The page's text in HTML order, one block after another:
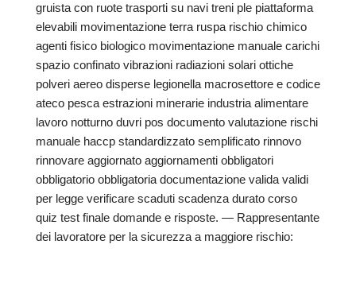
gruista con ruote trasporti su navi treni ple piattaforma
elevabili movimentazione terra ruspa rischio chimico
agenti fisico biologico movimentazione manuale carichi
spazio confinato vibrazioni radiazioni solari ottiche
polveri aereo disperse legionella macrosettore e codice
ateco pesca estrazioni minerarie industria alimentare
lavoro notturno duvri pos documento valutazione rischi
manuale haccp standardizzato semplificato rinnovo
rinnovare aggiornato aggiornamenti obbligatori
obbligatorio obbligatoria documentazione valida validi
per legge verificare scaduti scadenza durato corso
quiz test finale domande e risposte. — Rappresentante
dei lavoratore per la sicurezza a maggiore rischio: